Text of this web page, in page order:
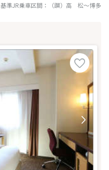
基準JR乗車区間： （讃）高 松～博多